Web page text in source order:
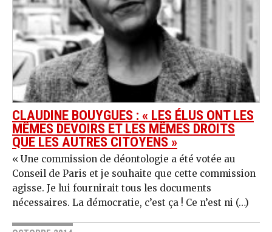
CLAUDINE BOUYGUES : « LES ÉLUS ONT LES
MÊMES DEVOIRS ET LES MÊMES DROITS
QUE LES AUTRES CITOYENS »
« Une commission de déontologie a été votée au
Conseil de Paris et je souhaite que cette commission
agisse. Je lui fournirait tous les documents
nécessaires. La démocratie, c’est ça ! Ce n’est ni (…)